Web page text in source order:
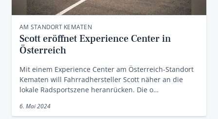
AM STANDORT KEMATEN
Scott eröffnet Experience Center in
Österreich
Mit einem Experience Center am Österreich-Standort
Kematen will Fahrradhersteller Scott näher an die
lokale Radsportszene heranrücken. Die o…
6. Mai 2024